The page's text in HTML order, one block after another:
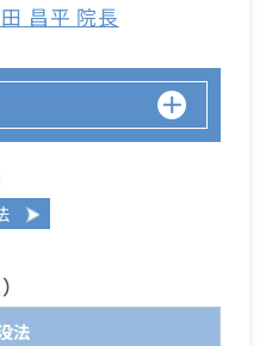
昌平 院長
法